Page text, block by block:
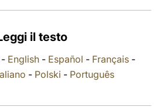
il testo
English- Español - Français-
- Polski - Português